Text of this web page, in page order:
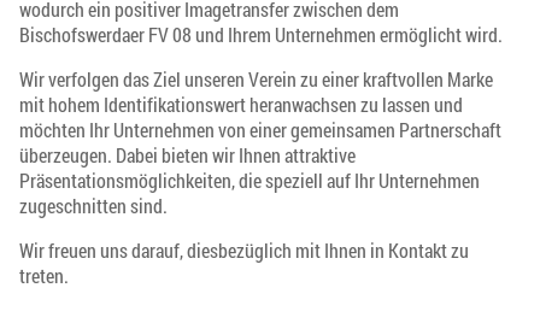
wodurch ein positiver Imagetransfer zwischen dem
Bischofswerdaer FV 08 und Ihrem Unternehmen ermöglicht wird.
Wir verfolgen das Ziel unseren Verein zu einer kraftvollen Marke
mit hohem Identifikationswert heranwachsen zu lassen und
möchten Ihr Unternehmen von einer gemeinsamen Partnerschaft
überzeugen. Dabei bieten wir Ihnen attraktive
Präsentationsmöglichkeiten, die speziell auf Ihr Unternehmen
zugeschnitten sind.
Wir freuen uns darauf, diesbezüglich mit Ihnen in Kontakt zu
treten.